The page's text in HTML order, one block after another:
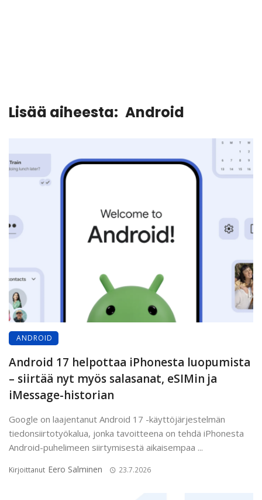
Lisää aiheesta: Android
ANDROID
Android 17 helpottaa iPhonesta luopumista
– siirtää nyt myös salasanat, eSIMin ja
iMessage-historian
Google on laajentanut Android 17 -käyttöjärjestelmän
tiedonsiirtotyökalua, jonka tavoitteena on tehdä iPhonesta
Android-puhelimeen siirtymisestä aikaisempaa ...
Kirjoittanut Eero Salminen 23.7.2026